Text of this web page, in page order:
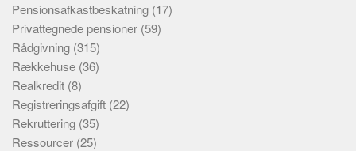
Pensionsafkastbeskatning (17)
Privattegnede pensioner (59)
Rådgivning (315)
Rækkehuse (36)
Realkredit (8)
Registreringsafgift (22)
Rekruttering (35)
Ressourcer (25)